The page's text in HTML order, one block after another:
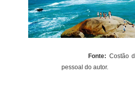
Fonte: Costão
pessoal do autor.